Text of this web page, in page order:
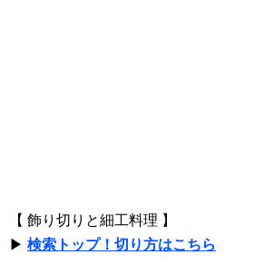
【 飾り切りと細工料理 】
▶ 検索トップ！切り方はこちら